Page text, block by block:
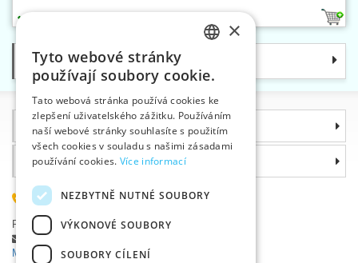
Kategorie
Informace
Proč si zvolit právě nás
585 051 217
Plzeňská 868, 783 91 Uničov, Česká republika
Položit dotaz
Máte problémy s přihlášením ?
ENGLISH
GERMAN
×
Tyto webové stránky
používají soubory cookie.
Tato webová stránka používá cookies ke
zlepšení uživatelského zážitku. Používáním
naší webové stránky souhlasíte s použitím
všech cookies v souladu s našimi zásadami
používání cookies. Více informací
NEZBYTNĚ NUTNÉ SOUBORY
VÝKONOVÉ SOUBORY
SOUBORY CÍLENÍ